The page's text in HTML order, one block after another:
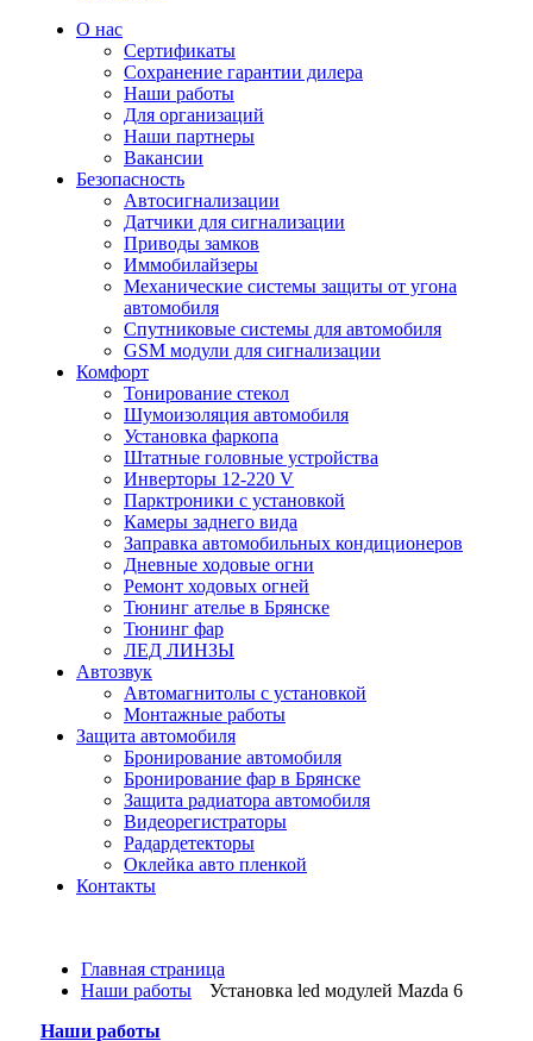
О нас
Сертификаты
Сохранение гарантии дилера
Наши работы
Для организаций
Наши партнеры
Вакансии
Безопасность
Автосигнализации
Датчики для сигнализации
Приводы замков
Иммобилайзеры
Механические системы защиты от угона
автомобиля
Спутниковые системы для автомобиля
GSM модули для сигнализации
Комфорт
Тонирование стекол
Шумоизоляция автомобиля
Установка фаркопа
Штатные головные устройства
Инверторы 12-220 V
Парктроники с установкой
Камеры заднего вида
Заправка автомобильных кондиционеров
Дневные ходовые огни
Ремонт ходовых огней
Тюнинг ателье в Брянске
Тюнинг фар
ЛЕД ЛИНЗЫ
Автозвук
Автомагнитолы c установкой
Монтажные работы
Защита автомобиля
Бронирование автомобиля
Бронирование фар в Брянске
Защита радиатора автомобиля
Видеорегистраторы
Радардетекторы
Оклейка авто пленкой
Контакты
Главная страница
Наши работы
Установка led модулей Mazda 6
Наши работы